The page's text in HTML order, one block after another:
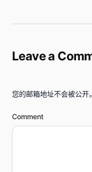
Leave a
您的邮箱地址不会被公开。
Comment